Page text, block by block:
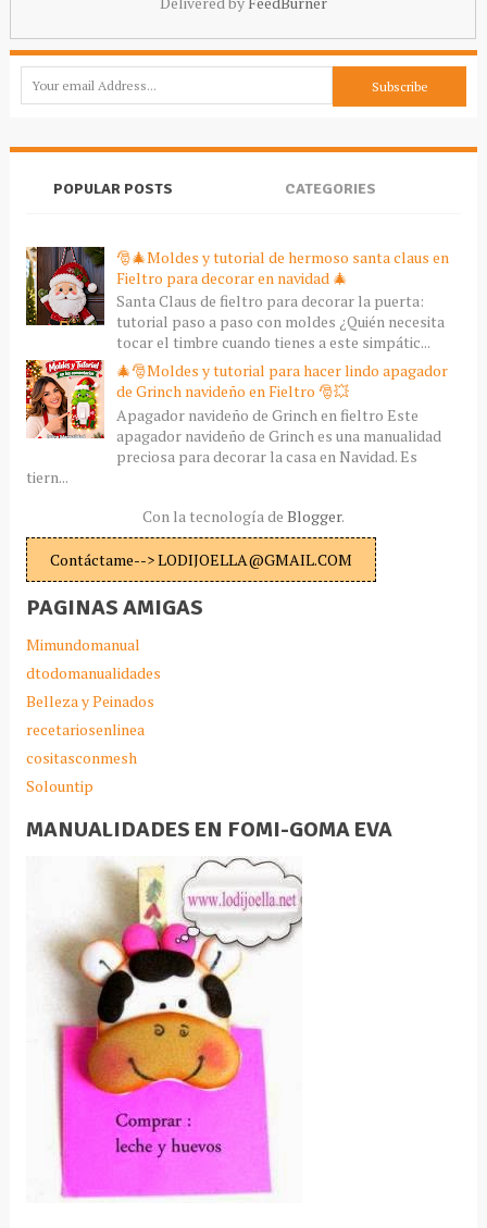
POPULAR POSTS CATEGORIES
🎅🎄Moldes y tutorial de hermoso santa claus en
Fieltro para decorar en navidad 🎄
Santa Claus de fieltro para decorar la puerta:
tutorial paso a paso con moldes ¿Quién necesita
tocar el timbre cuando tienes a este simpátic...
🎄🎅Moldes y tutorial para hacer lindo apagador
de Grinch navideño en Fieltro 🎅💥
Apagador navideño de Grinch en fieltro Este
apagador navideño de Grinch es una manualidad
preciosa para decorar la casa en Navidad. Es
tiern...
Con la tecnología de Blogger.
Contáctame--> LODIJOELLA@GMAIL.COM
PAGINAS AMIGAS
Mimundomanual
dtodomanualidades
Belleza y Peinados
recetariosenlinea
cositasconmesh
Solountip
MANUALIDADES EN FOMI-GOMA EVA